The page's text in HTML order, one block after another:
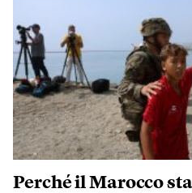
Perché il Marocco